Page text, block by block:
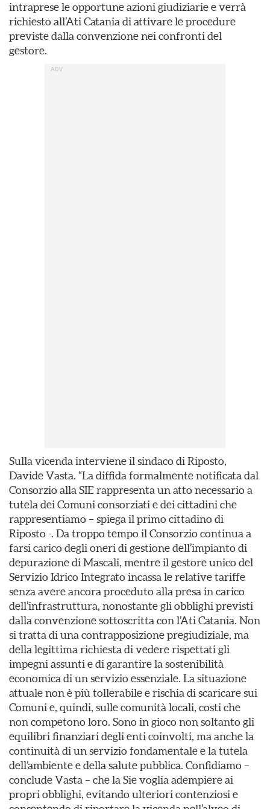
intraprese le opportune azioni giudiziarie e verrà
richiesto all’Ati Catania di attivare le procedure
previste dalla convenzione nei confronti del
gestore.
Sulla vicenda interviene il sindaco di Riposto,
Davide Vasta. “La diffida formalmente notificata dal
Consorzio alla SIE rappresenta un atto necessario a
tutela dei Comuni consorziati e dei cittadini che
rappresentiamo – spiega il primo cittadino di
Riposto -. Da troppo tempo il Consorzio continua a
farsi carico degli oneri di gestione dell’impianto di
depurazione di Mascali, mentre il gestore unico del
Servizio Idrico Integrato incassa le relative tariffe
senza avere ancora proceduto alla presa in carico
dell’infrastruttura, nonostante gli obblighi previsti
dalla convenzione sottoscritta con l’Ati Catania. Non
si tratta di una contrapposizione pregiudiziale, ma
della legittima richiesta di vedere rispettati gli
impegni assunti e di garantire la sostenibilità
economica di un servizio essenziale. La situazione
attuale non è più tollerabile e rischia di scaricare sui
Comuni e, quindi, sulle comunità locali, costi che
non competono loro. Sono in gioco non soltanto gli
equilibri finanziari degli enti coinvolti, ma anche la
continuità di un servizio fondamentale e la tutela
dell’ambiente e della salute pubblica. Confidiamo –
conclude Vasta – che la Sie voglia adempiere ai
propri obblighi, evitando ulteriori contenziosi e